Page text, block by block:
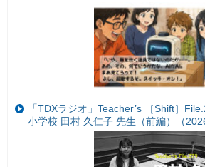
「TDXラジオ」Teacher’s ［Shift］
小学校 田村 久仁子 先生（前編）（